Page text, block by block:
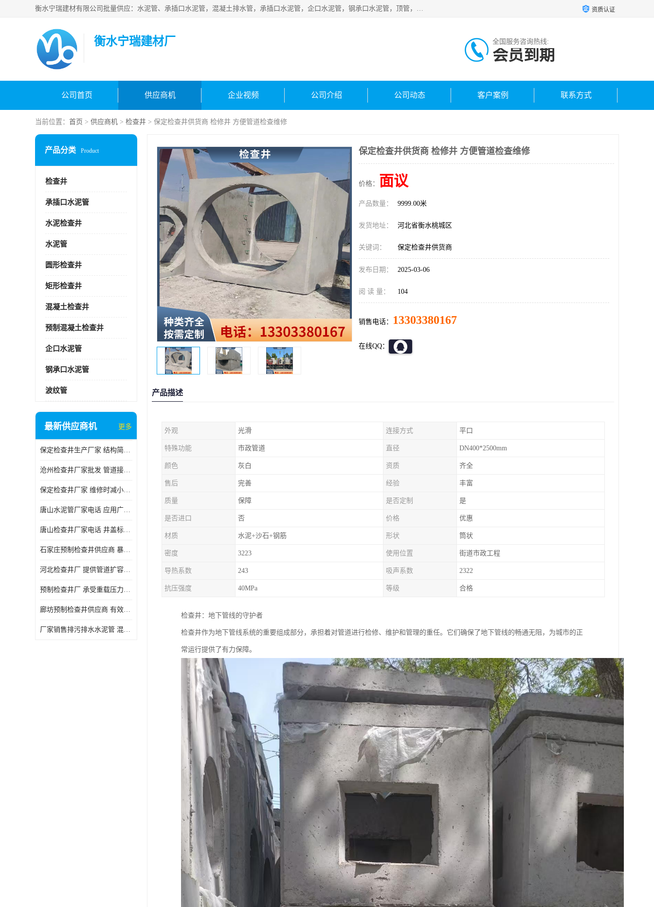
衡水宁瑞建材有限公司批量供应：水泥管、承插口水泥管，混凝土排水管，承插口水泥管，企口水泥管，钢承口水泥管，顶管，平口水泥管，水泥检查井，混凝土检查井，预制混凝土检查井，矩形检查井，圆形检查井等产品。 资质认证
衡水宁瑞建材厂 全国服务咨询热线:
会员到期
公司首页 供应商机 企业视频 公司介绍 公司动态 客户案例 联系方式
当前位置： 首页 > 供应商机 > 检查井 > 保定检查井供货商 检修井 方便管道检查维修
产品分类 Product
检查井
承插口水泥管
水泥检查井
水泥管
圆形检查井
矩形检查井
混凝土检查井
预制混凝土检查井
企口水泥管
钢承口水泥管
波纹管
最新供应商机 更多
保定检查井生产厂家 结构简单易于安装
沧州检查井厂家批发 管道接口密封良好
保定检查井厂家 维修时减小交通影响
唐山水泥管厂家电话 应用广泛领域多样
唐山检查井厂家电话 井盖标识清晰无误
石家庄预制检查井供应商 暴雨季节排水畅通
河北检查井厂 提供管道扩容接口
预制检查井厂 承受重载压力稳定
廊坊预制检查井供应商 有效引导分流雨水
厂家销售排污排水水泥管 混凝土钢筋水泥管 承插式混凝土排水管
保定检查井供货商 检修井 方便管道检查维修
价格： 面议
产品数量： 9999.00米
发货地址： 河北省衡水桃城区
关键词： 保定检查井供货商
发布日期： 2025-03-06
阅 读 量： 104
销售电话： 13303380167
在线QQ：
产品描述
外观 光滑 连接方式 平口
特殊功能 市政管道 直径 DN400*2500mm
颜色 灰白 资质 齐全
售后 完善 经验 丰富
质量 保障 是否定制 是
是否进口 否 价格 优惠
材质 水泥+沙石+钢筋 形状 筒状
密度 3223 使用位置 街道市政工程
导热系数 243 吸声系数 2322
抗压强度 40MPa 等级 合格
检查井：地下管线的守护者
检查井作为地下管线系统的重要组成部分，承担着对管道进行检修、维护和管理的重任。它们确保了地下管线的畅通无阻，为城市的正
常运行提供了有力保障。